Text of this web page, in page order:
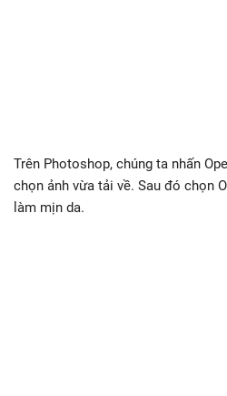
Trên Photoshop, chúng ta nhấn
chọn ảnh vừa tải về. Sau đó chọn
làm mịn da.